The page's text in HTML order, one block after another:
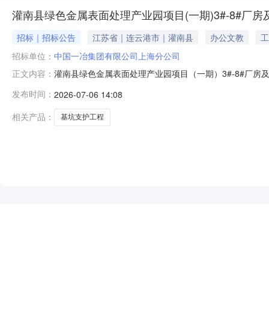
灌南县绿色金属表面处理产业园项目(一期)3#-8#厂
招标｜招标公告 江苏省｜连云港市｜灌南县 办公文教
招标单位： 中国一冶集团有限公司上海分公司
正文内容： 灌南县绿色金属表面处理产业园项目（一期）3#-8#厂房
名称：中国一冶集团有限公司上海分公司
业分包工程建
发布时间： 2026-07-06 14:08
相关产品：
基坑支护工程